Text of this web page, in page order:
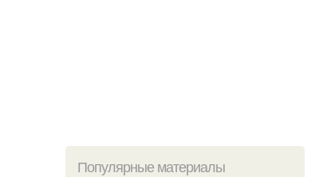
Популярные материалы